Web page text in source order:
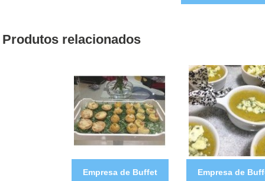
Produtos relacionados
Empresa de Buffet
Empresa de